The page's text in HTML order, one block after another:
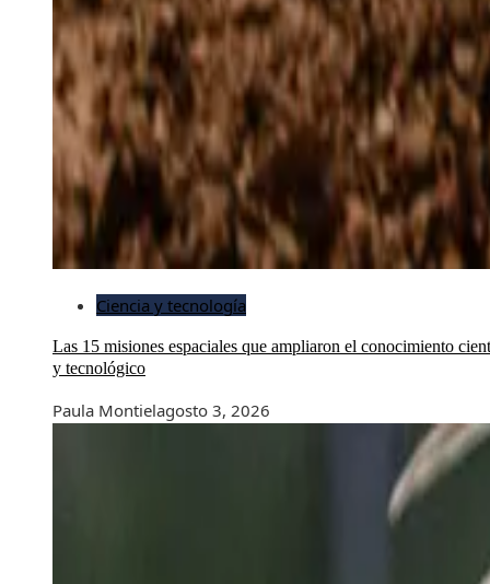
Ciencia y tecnología
Las 15 misiones espaciales que ampliaron el conocimiento
y tecnológico
Paula Montielagosto 3, 2026